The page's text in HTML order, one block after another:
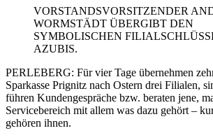
VORSTANDSVORSITZENDER
WORMSTÄDT ÜBERGIBT DEN
SYMBOLISCHEN
AZUBIS.
PERLEBERG: Für vier Tage übernehmen
Sparkasse Prignitz nach Ostern drei Filialen,
führen Kundengespräche bzw. beraten jene,
Servicebereich mit allem was dazu gehört –
gehören ihnen.